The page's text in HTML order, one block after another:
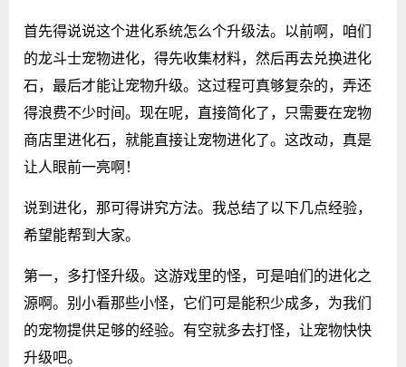
首先得说说这个进化系统怎么个升级法。以前啊，咱们
的龙斗士宠物进化，得先收集材料，然后再去兑换进化
石，最后才能让宠物升级。这过程可真够复杂的，弄还
得浪费不少时间。现在呢，直接简化了，只需要在宠物
商店里进化石，就能直接让宠物进化了。这改动，真是
让人眼前一亮啊！
说到进化，那可得讲究方法。我总结了以下几点经验，
希望能帮到大家。
第一，多打怪升级。这游戏里的怪，可是咱们的进化之
源啊。别小看那些小怪，它们可是能积少成多，为我们
的宠物提供足够的经验。有空就多去打怪，让宠物快快
升级吧。